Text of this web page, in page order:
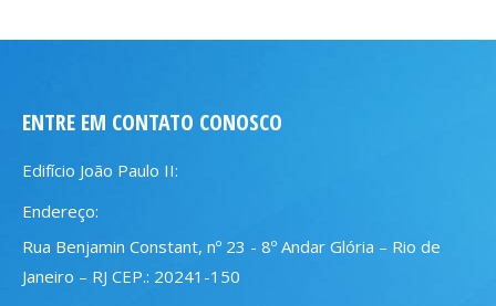
ENTRE EM CONTATO CONOSCO
Edifício João Paulo II:
Endereço:
Rua Benjamin Constant, nº 23 - 8º Andar Glória – Rio de
Janeiro – RJ CEP.: 20241-150